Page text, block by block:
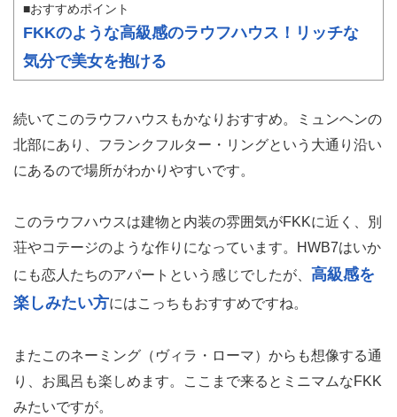
■おすすめポイント
FKKのような高級感のラウフハウス！リッチな
気分で美女を抱ける
続いてこのラウフハウスもかなりおすすめ。ミュンヘンの
北部にあり、フランクフルター・リングという大通り沿い
にあるので場所がわかりやすいです。
このラウフハウスは建物と内装の雰囲気がFKKに近く、別
荘やコテージのような作りになっています。HWB7はいか
にも恋人たちのアパートという感じでしたが、 高級感を
楽しみたい方にはこっちもおすすめですね。
またこのネーミング（ヴィラ・ローマ）からも想像する通
り、お風呂も楽しめます。ここまで来るとミニマムなFKK
みたいですが。